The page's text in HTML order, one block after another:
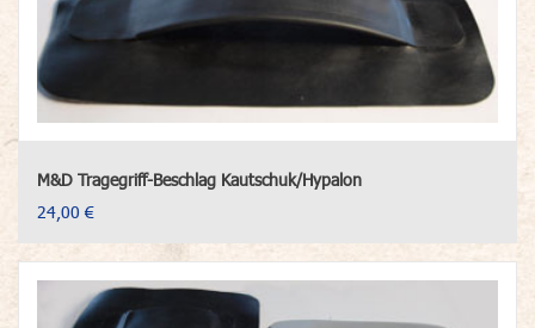
M&D Tragegriff-Beschlag Kautschuk/Hypalon
24,00 €